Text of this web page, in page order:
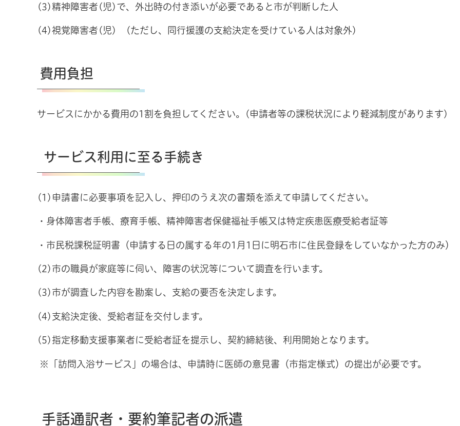
(3)精神障害者(児)で、外出時の付き添いが必要であると市が判断した人
(4)視覚障害者(児) (ただし、同行援護の支給決定を受けている人は対象外)
費用負担
サービスにかかる費用の1割を負担してください。(申請者等の課税状況により軽減制度があります)
サービス利用に至る手続き
(1)申請書に必要事項を記入し、押印のうえ次の書類を添えて申請してください。
・身体障害者手帳、療育手帳、精神障害者保健福祉手帳又は特定疾患医療受給者証等
・市民税課税証明書（申請する日の属する年の1月1日に明石市に住民登録をしていなかった方のみ）
(2)市の職員が家庭等に伺い、障害の状況等について調査を行います。
(3)市が調査した内容を勘案し、支給の要否を決定します。
(4)支給決定後、受給者証を交付します。
(5)指定移動支援事業者に受給者証を提示し、契約締結後、利用開始となります。
※「訪問入浴サービス」の場合は、申請時に医師の意見書（市指定様式）の提出が必要です。
手話通訳者・要約筆記者の派遣